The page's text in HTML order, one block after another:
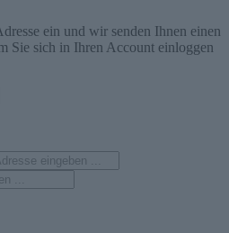
ein und wir senden Ihnen einen
Sie sich in Ihren Account einloggen